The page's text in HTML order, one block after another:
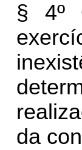
§ 4º
da